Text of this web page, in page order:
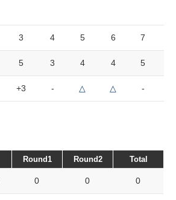
3 4 5 6 7
5 3 4 4 5
+3 - △ △ -
Round1 Round2 Total
0 0 0